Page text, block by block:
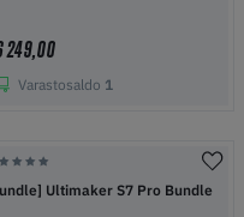
249,00
Varastosaldo 1
Ultimaker S7 Pro Bundle